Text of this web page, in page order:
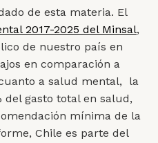
de esta materia. El
2017-2025 del Minsal,
de nuestro país en
en comparación a
a salud mental, la
del gasto total en salud,
mínima de la
Chile es parte del